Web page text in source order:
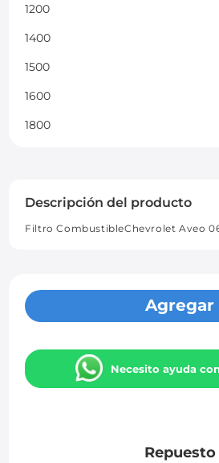
1200
1400
1500
1600
1800
Descripción del producto
Filtro CombustibleChevrolet Aveo
Agregar
Necesito ayuda
Repuesto